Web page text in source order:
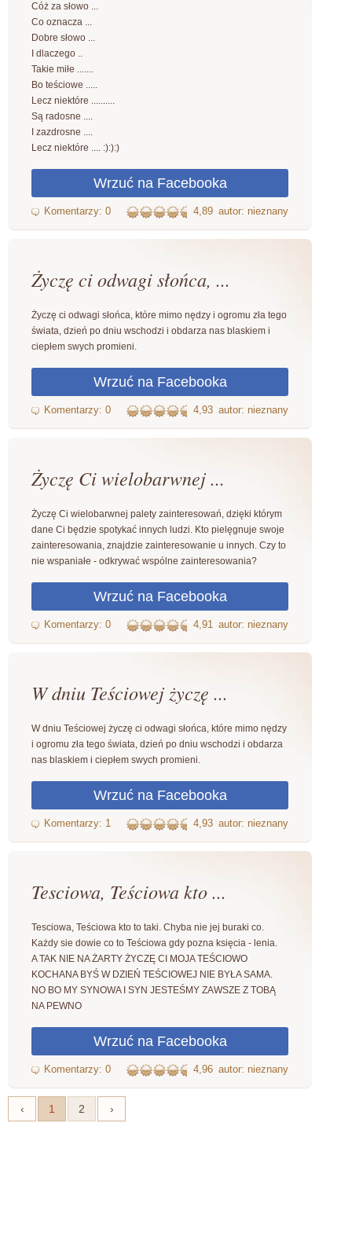
Cóż za słowo ...
Co oznacza ...
Dobre słowo ...
I dlaczego ..
Takie miłe .......
Bo teściowe .....
Lecz niektóre ..........
Są radosne ....
I zazdrosne ....
Lecz niektóre .... :):):)
4,89 autor: nieznany
Życzę ci odwagi słońca, ...
Życzę ci odwagi słońca, które mimo nędzy i ogromu zła tego
świata, dzień po dniu wschodzi i obdarza nas blaskiem i
ciepłem swych promieni.
4,93 autor: nieznany
Życzę Ci wielobarwnej ...
Życzę Ci wielobarwnej palety zainteresowań, dzięki którym
dane Ci będzie spotykać innych ludzi. Kto pielęgnuje swoje
zainteresowania, znajdzie zainteresowanie u innych. Czy to
nie wspaniałe - odkrywać wspólne zainteresowania?
4,91 autor: nieznany
W dniu Teściowej życzę ...
W dniu Teściowej życzę ci odwagi słońca, które mimo nędzy
i ogromu zła tego świata, dzień po dniu wschodzi i obdarza
nas blaskiem i ciepłem swych promieni.
4,93 autor: nieznany
Tesciowa, Teściowa kto ...
Tesciowa, Teściowa kto to taki. Chyba nie jej buraki co.
Każdy sie dowie co to Teściowa gdy pozna księcia - lenia.
A TAK NIE NA ŻARTY ŻYCZĘ CI MOJA TEŚCIOWO
KOCHANA BYŚ W DZIEŃ TEŚCIOWEJ NIE BYŁA SAMA.
NO BO MY SYNOWA I SYN JESTEŚMY ZAWSZE Z TOBĄ
NA PEWNO
4,96 autor: nieznany
‹ 1 2 ›